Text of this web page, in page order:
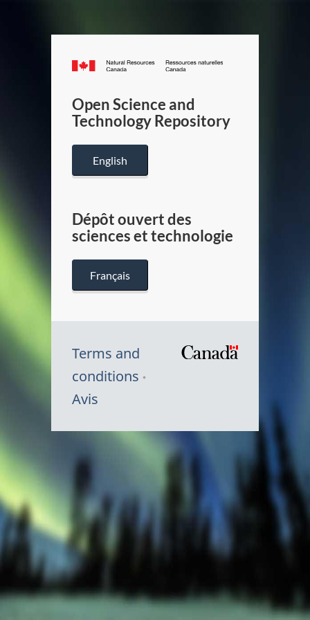
Canada.ca
/
Canada
Open Science and
Technology Repository
English
Dépôt ouvert des
sciences et technologie
Français
Terms and
conditions
Avis
Canada